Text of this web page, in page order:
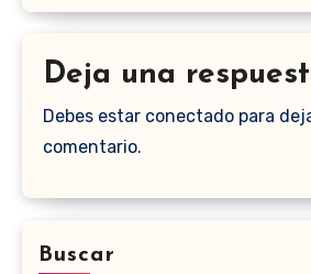
Deja una
Debes estar conectado para
comentario.
Buscar